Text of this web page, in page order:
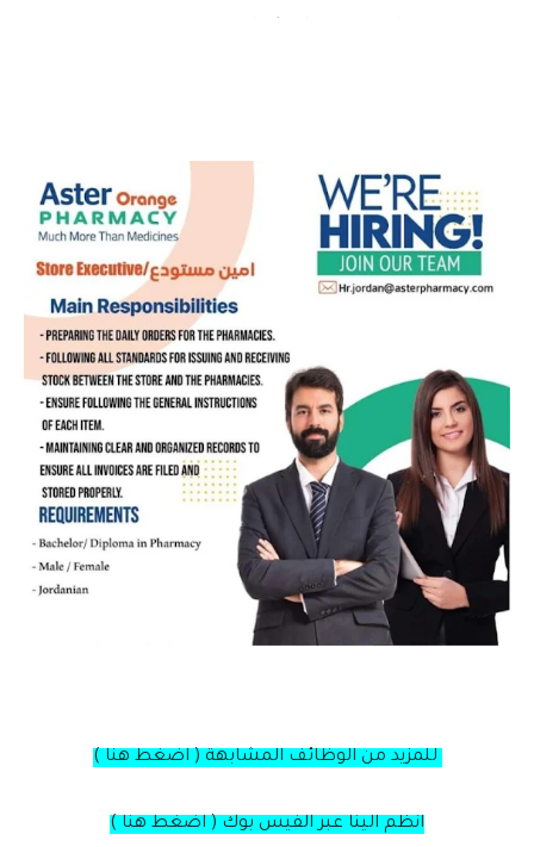
للمزيد من الوظائف المشابهة ( اضغط هنا )
انظم الينا عبر الفيس بوك ( اضغط هنا )